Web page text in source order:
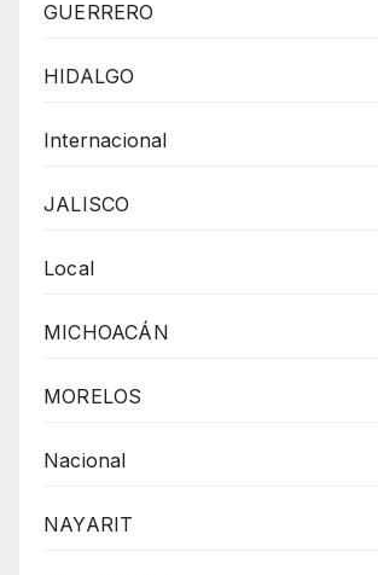
GUERRERO
HIDALGO
Internacional
JALISCO
Local
MICHOACÁN
MORELOS
Nacional
NAYARIT